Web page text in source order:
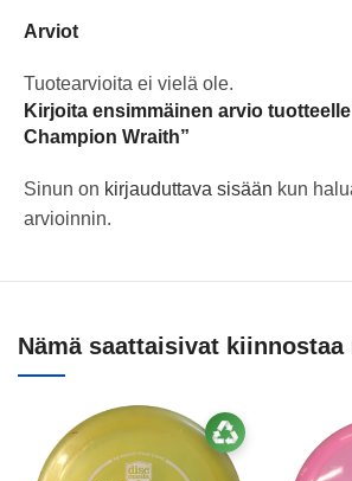
Arviot
Tuotearvioita ei vielä ole.
Kirjoita ensimmäinen arvio
Champion Wraith”
Sinun on kirjauduttava sisään kun
arvioinnin.
Nämä saattaisivat kiinnostaa